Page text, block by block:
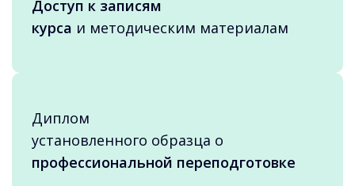
Доступ к записям
курса и методическим материалам
Диплом
установленного образца о
профессиональной переподготовке